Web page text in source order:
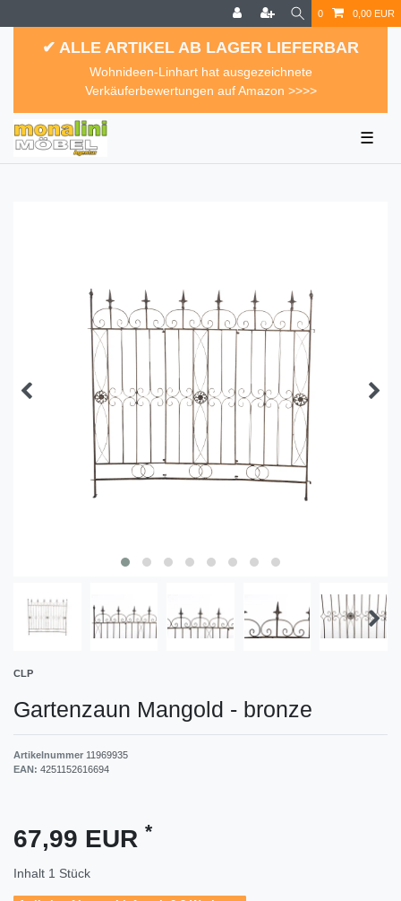
0 0,00 EUR
✔ ALLE ARTIKEL AB LAGER LIEFERBAR
Wohnideen-Linhart hat ausgezeichnete
Verkäuferbewertungen auf Amazon >>>>
☰
CLP
Gartenzaun Mangold - bronze
Artikelnummer 11969935
EAN: 4251152616694
67,99 EUR *
Inhalt 1 Stück